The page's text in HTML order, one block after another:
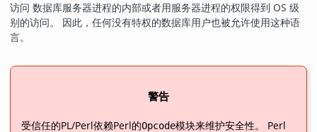
访问 数据库服务器进程的内部或者用服务器进程的权限得到 OS 级
别的访问。 因此，任何没有特权的数据库用户也被允许使用这种语
言。
警告
受信任的PL/Perl依赖Perl的Opcode模块来维护安全性。 Perl